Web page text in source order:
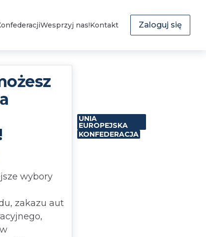
Wesprzyj nas!Kontakt Zaloguj się
wybory
zakazu aut
UNIA
EUROPEJSKA
KONFEDERACJA